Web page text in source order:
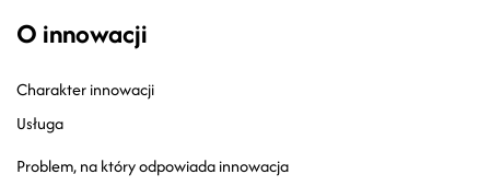
O innowacji
Charakter innowacji
Usługa
Problem, na który odpowiada innowacja